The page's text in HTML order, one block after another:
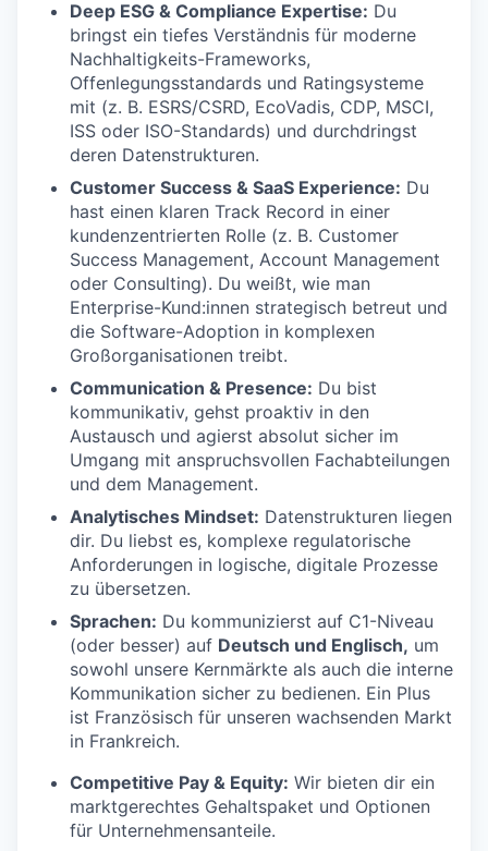
Deep ESG & Compliance Expertise: Du
bringst ein tiefes Verständnis für moderne
Nachhaltigkeits-Frameworks,
Offenlegungsstandards und Ratingsysteme
mit (z. B. ESRS/CSRD, EcoVadis, CDP, MSCI,
ISS oder ISO-Standards) und durchdringst
deren Datenstrukturen.
Customer Success & SaaS Experience: Du
hast einen klaren Track Record in einer
kundenzentrierten Rolle (z. B. Customer
Success Management, Account Management
oder Consulting). Du weißt, wie man
Enterprise-Kund:innen strategisch betreut und
die Software-Adoption in komplexen
Großorganisationen treibt.
Communication & Presence: Du bist
kommunikativ, gehst proaktiv in den
Austausch und agierst absolut sicher im
Umgang mit anspruchsvollen Fachabteilungen
und dem Management.
Analytisches Mindset: Datenstrukturen liegen
dir. Du liebst es, komplexe regulatorische
Anforderungen in logische, digitale Prozesse
zu übersetzen.
Sprachen: Du kommunizierst auf C1-Niveau
(oder besser) auf Deutsch und Englisch, um
sowohl unsere Kernmärkte als auch die interne
Kommunikation sicher zu bedienen. Ein Plus
ist Französisch für unseren wachsenden Markt
in Frankreich.
Competitive Pay & Equity: Wir bieten dir ein
marktgerechtes Gehaltspaket und Optionen
für Unternehmensanteile.